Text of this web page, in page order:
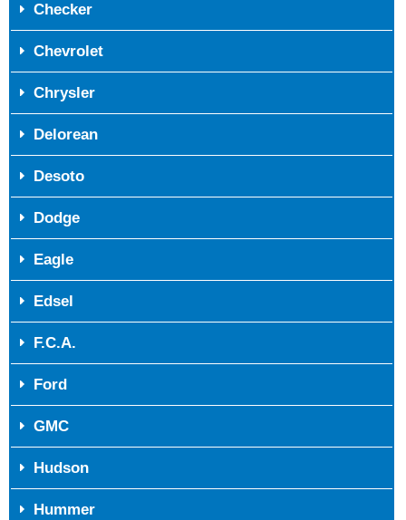
Checker
Chevrolet
Chrysler
Delorean
Desoto
Dodge
Eagle
Edsel
F.C.A.
Ford
GMC
Hudson
Hummer